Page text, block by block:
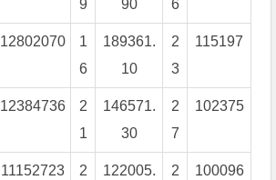
9
90
6
12802070
1
6
189361.
10
2
3
115197
12384736
2
1
146571.
30
2
7
102375
11152723
2
122005.
2
100096